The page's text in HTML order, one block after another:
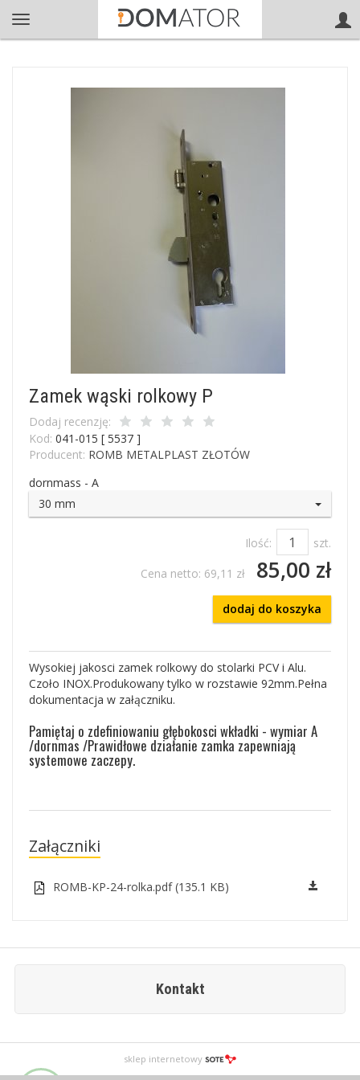
Zamek wąski rolkowy P
Dodaj recenzję:
Kod: 041-015 [ 5537 ]
Producent: ROMB METALPLAST ZŁOTÓW
dornmass - A
30 mm
Ilość:
szt.
Cena netto: 69,11 zł 85,00 zł
dodaj do koszyka
Wysokiej jakosci zamek rolkowy do stolarki PCV i Alu.
Czoło INOX.Produkowany tylko w rozstawie 92mm.Pełna
dokumentacja w załączniku.
Pamiętaj o zdefiniowaniu głębokosci wkładki - wymiar A
/dornmas /Prawidłowe działanie zamka zapewniają
systemowe zaczepy.
Załączniki
ROMB-KP-24-rolka.pdf (135.1 KB)
Kontakt
sklep internetowy